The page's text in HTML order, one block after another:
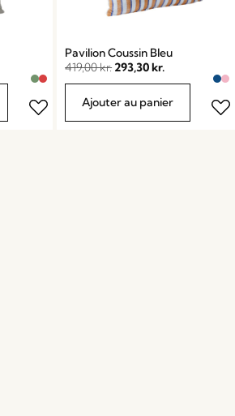
Pavilion Coussin Bleu
419,00kr. 293,30kr.
Ajouter au panier